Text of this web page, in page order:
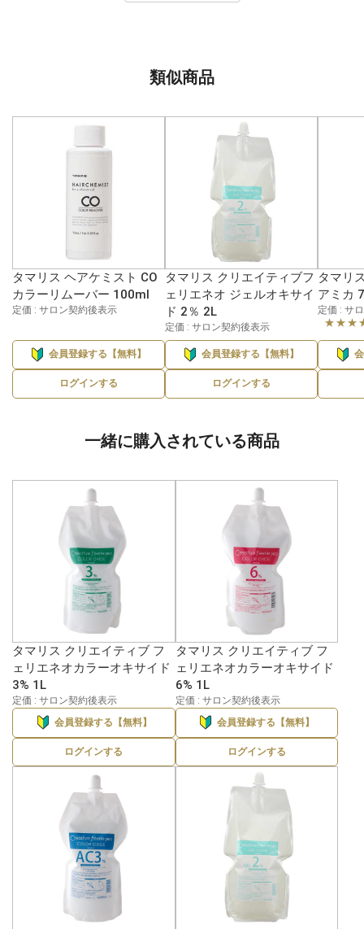
類似商品
タマリス ヘアケミスト CO
カラーリムーバー 100ml
定価 : サロン契約後表示
会員登録する【無料】
ログインする
タマリス クリエイティブフ
ェリエネオ ジェルオキサイ
ド 2％ 2L
定価 : サロン契約後表示
会員登録する【無料】
ログインする
タマリ
アミカ
定価 : サ
一緒に購入されている商品
タマリス クリエイティブ フ
ェリエネオカラーオキサイド
3% 1L
定価 : サロン契約後表示
会員登録する【無料】
ログインする
タマリス クリエイティブ フ
ェリエネオカラーオキサイド
6% 1L
定価 : サロン契約後表示
会員登録する【無料】
ログインする